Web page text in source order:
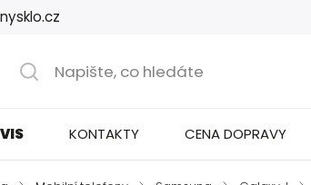
KONTAKTY CENA DOPRAVY